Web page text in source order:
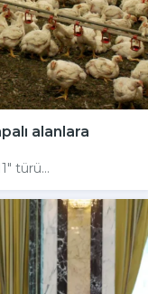
alanlara
türü...